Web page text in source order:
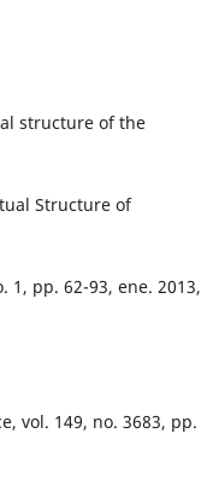
structure of the
Structure of
1, pp. 62-93, ene. 2013,
vol. 149, no. 3683, pp.